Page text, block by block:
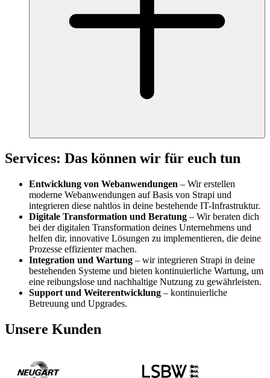
Services: Das können wir für euch tun
Entwicklung von Webanwendungen – Wir erstellen
moderne Webanwendungen auf Basis von Strapi und
integrieren diese nahtlos in deine bestehende IT-Infrastruktur.
Digitale Transformation und Beratung – Wir beraten dich
bei der digitalen Transformation deines Unternehmens und
helfen dir, innovative Lösungen zu implementieren, die deine
Prozesse effizienter machen.
Integration und Wartung – wir integrieren Strapi in deine
bestehenden Systeme und bieten kontinuierliche Wartung, um
eine reibungslose und nachhaltige Nutzung zu gewährleisten.
Support und Weiterentwicklung – kontinuierliche
Betreuung und Upgrades.
Unsere Kunden